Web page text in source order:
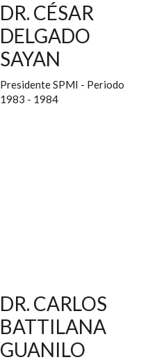
DR. CÉSAR
DELGADO
SAYAN
Presidente SPMI - Periodo
1983 - 1984
DR. CARLOS
BATTILANA
GUANILO